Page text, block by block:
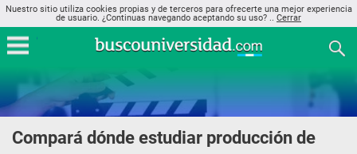
Nuestro sitio utiliza cookies propias y de terceros para ofrecerte una mejor experiencia
de usuario. ¿Continuas navegando aceptando su uso? .. Cerrar
Compará dónde estudiar producción de